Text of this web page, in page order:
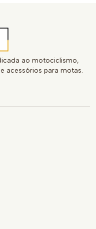
ao motociclismo,
acessórios para motas.